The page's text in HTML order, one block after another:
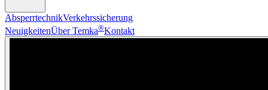
AbsperrtechnikVerkehrssicherung
NeuigkeitenÜber Temka®Kontakt